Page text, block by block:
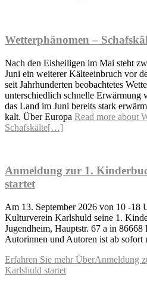
Wetterphänomen –
Nach den Eisheiligen im Mai steht
Juni ein weiterer Kälteeinbruch vor
seit Jahrhunderten beobachtetes
unterschiedlich schnelle Erwärmung
das Land im Juni bereits stark
kalt. Über Europa Read more about
Schafskälte[…]
Anmeldung zur 1.
startet
Am 13. September 2026 von 10 -18
Kulturverein Karlshuld seine 1.
Jugendheim, Hauptstr. 67 a in
Autorinnen und Autoren ist ab sofort
Erfahren Sie mehr ÜberAnmeldung
Karlshuld startet